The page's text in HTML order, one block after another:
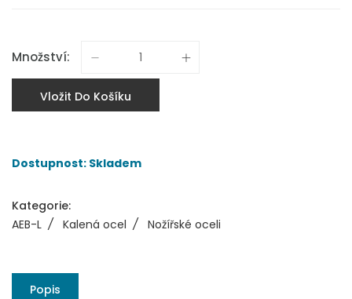
Množství:
Vložit Do Košíku
Dostupnost: Skladem
Kategorie:
AEB-L / Kalená ocel / Nožířské oceli
Popis